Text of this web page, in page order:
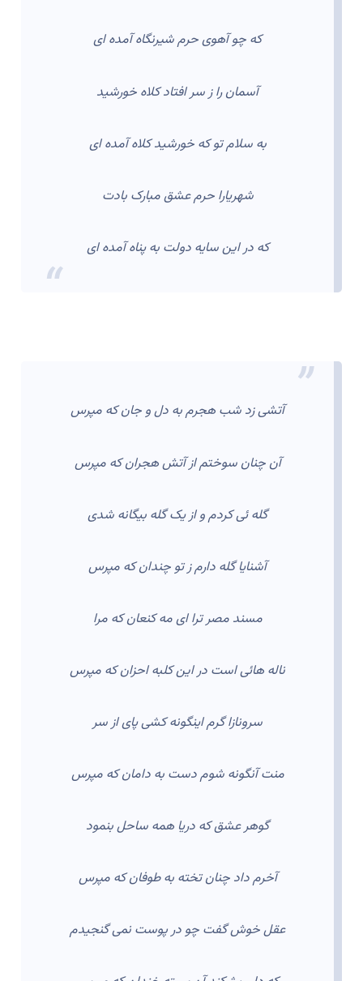
که چو آهوی حرم شیرنگاه آمده ای
آسمان را ز سر افتاد کلاه خورشید
به سلام تو که خورشید کلاه آمده ای
شهریارا حرم عشق مبارک بادت
که در این سایه دولت به پناه آمده ای
آتشی زد شب هجرم به دل و جان که مپرس
آن چنان سوختم از آتش هجران که مپرس
گله ئی کردم و از یک گله بیگانه شدی
آشنایا گله دارم ز تو چندان که مپرس
مسند مصر ترا ای مه کنعان که مرا
ناله هائی است در این کلبه احزان که مپرس
سرونازا گرم اینگونه کشی پای از سر
منت آنگونه شوم دست به دامان که مپرس
گوهر عشق که دریا همه ساحل بنمود
آخرم داد چنان تخته به طوفان که مپرس
عقل خوش گفت چو در پوست نمی گنجیدم